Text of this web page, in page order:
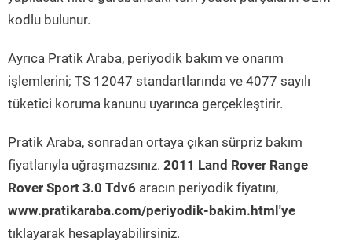
kodlu bulunur.
Ayrıca Pratik Araba, periyodik bakım ve onarım
işlemlerini; TS 12047 standartlarında ve 4077 sayılı
tüketici koruma kanunu uyarınca gerçekleştirir.
Pratik Araba, sonradan ortaya çıkan sürpriz bakım
fiyatlarıyla uğraşmazsınız. 2011 Land Rover Range
Rover Sport 3.0 Tdv6 aracın periyodik fiyatını,
www.pratikaraba.com/periyodik-bakim.html'ye
tıklayarak hesaplayabilirsiniz.